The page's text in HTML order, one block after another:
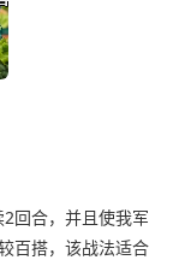
回合，并且使我军
百搭，该战法适合